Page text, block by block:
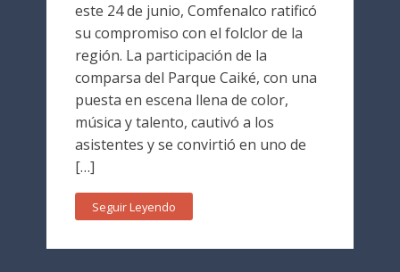
este 24 de junio, Comfenalco ratificó
su compromiso con el folclor de la
región. La participación de la
comparsa del Parque Caiké, con una
puesta en escena llena de color,
música y talento, cautivó a los
asistentes y se convirtió en uno de
[…]
Seguir Leyendo